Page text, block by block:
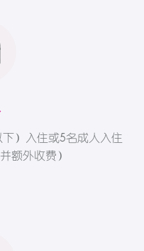
下）入住或5名成人入住
额外收费）